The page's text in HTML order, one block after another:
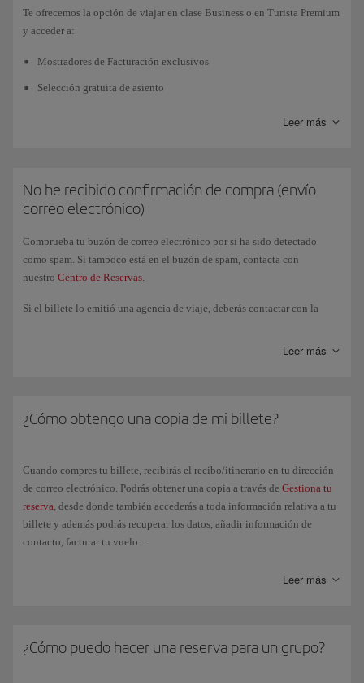
vuelos del Grupo Iberia (operados por Iberia, Iberia Express o Air
Nostrum), en vuelos en
la reserva conmás de cinco días de antelación
automática de los billetes. En estos casos, sigue las instrucciones que se
Te ofrecemos la opción de viajar en clase Business o en Turista Premium
y acceder a:
Mostradores de Facturación exclusivos
Selección gratuita de asiento
asientos...
Entrega prioritaria de equipaje
Tras la compra de tu billete en turista y desde Gestión de reservas o
desde Check-in, sabrás si eres candidato para poder optar a una clase
Leer más
No he recibido confirmación de compra (envío
correo electrónico)
Comprueba tu buzón de correo electrónico por si ha sido detectado
como spam. Si tampoco está en el buzón de spam, contacta con
nuestro Centro de Reservas.
Si el billete lo emitió una agencia de viaje, deberás contactar con la
Leer más
¿Cómo obtengo una copia de mi billete?
Cuando compres tu billete, recibirás el recibo/itinerario en tu dirección
de correo electrónico. Podrás obtener una copia a través de Gestiona tu
reserva, desde donde también accederás a toda información relativa a tu
billete y además podrás recuperar los datos, añadir información de
contacto, facturar tu vuelo…
El día del vuelo, simplemente deberás identificarte en el aeropuerto con
Leer más
¿Cómo puedo hacer una reserva para un grupo?